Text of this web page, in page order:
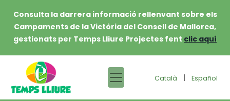
Consulta la darrera informació rellenvant sobre els
Campaments de la Victòria del Consell de Mallorca,
gestionats per Temps Lliure Projectes fent clic aquí
Català | Español